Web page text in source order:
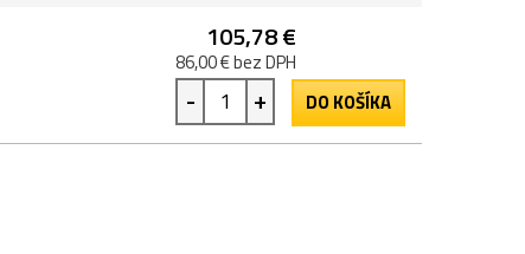
105,78 €
86,00 € bez DPH
- + DO KOŠÍKA